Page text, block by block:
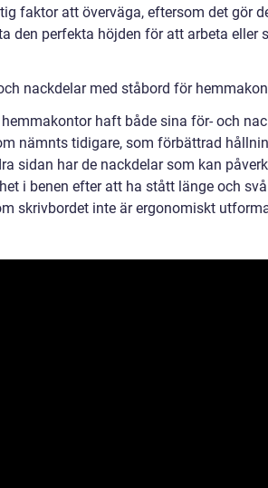
faktor att överväga, eftersom det gör
den perfekta höjden för att arbeta eller
nackdelar med ståbord för
haft både sina för- och
nämnts tidigare, som förbättrad
sidan har de nackdelar som kan
i benen efter att ha stått länge och
skrivbordet inte är ergonomiskt